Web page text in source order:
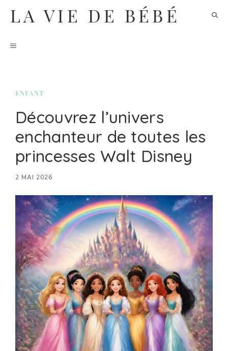
LA VIE DE BÉBÉ
MENU
ENFANT
Découvrez l’univers
enchanteur de toutes les
princesses Walt Disney
2 MAI 2026